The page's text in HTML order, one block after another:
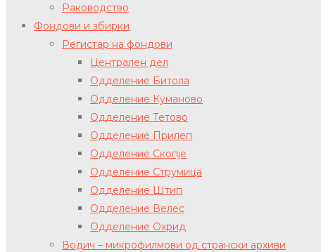
Раководство
Фондови и збирки
Регистар на фондови
Централен дел
Одделение Битола
Одделение Куманово
Одделение Тетово
Одделение Прилеп
Одделение Скопје
Одделение Струмица
Одделение Штип
Одделение Велес
Одделение Охрид
Водич – микрофилмови од странски архиви